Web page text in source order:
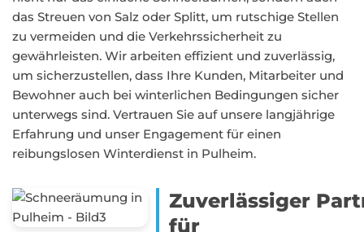
das Streuen von Salz oder Splitt, um rutschige Stellen
zu vermeiden und die Verkehrssicherheit zu
gewährleisten. Wir arbeiten effizient und zuverlässig,
um sicherzustellen, dass Ihre Kunden, Mitarbeiter und
Bewohner auch bei winterlichen Bedingungen sicher
unterwegs sind. Vertrauen Sie auf unsere langjährige
Erfahrung und unser Engagement für einen
reibungslosen Winterdienst in Pulheim.
Zuverlässiger
für